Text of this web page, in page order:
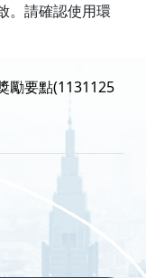
。請確認使用環
勵要點(1131125